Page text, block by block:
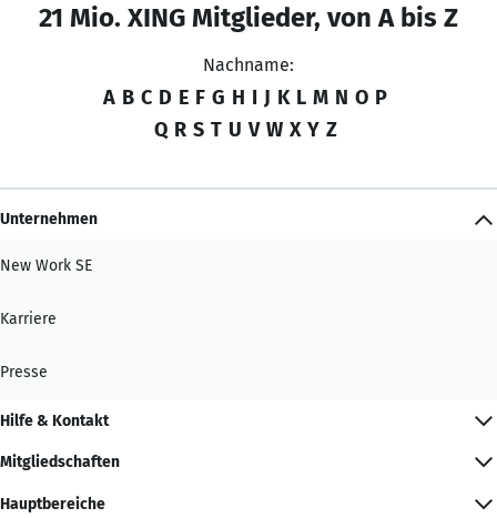
21 Mio. XING Mitglieder, von A bis Z
Nachname:
A B C D E F G H I J K L M N O P
Q R S T U V W X Y Z
Unternehmen
New Work SE
Karriere
Presse
Hilfe & Kontakt
Mitgliedschaften
Hauptbereiche